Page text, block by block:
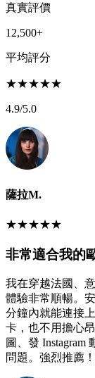
真實評價
12,500+
平均評分
★★★★★
4.9/5.0
薩拉M.
★★★★★
非常適合我的
我在穿越法國、
體驗非常順暢。
分鐘內就能連接
卡，也不用擔心
圖、發
問題。強烈推薦！